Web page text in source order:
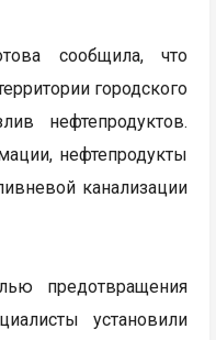
сообщила, что
городского
нефтепродуктов.
нефтепродукты
канализации
предотвращения
установили